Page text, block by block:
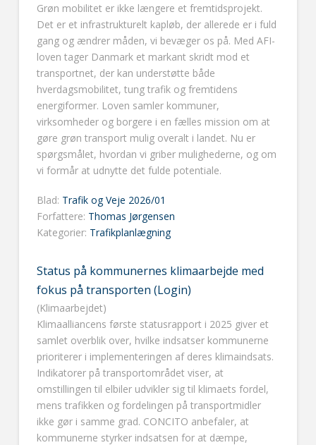
Grøn mobilitet er ikke længere et fremtidsprojekt.
Det er et infrastrukturelt kapløb, der allerede er i fuld
gang og ændrer måden, vi bevæger os på. Med AFI-
loven tager Danmark et markant skridt mod et
transportnet, der kan understøtte både
hverdagsmobilitet, tung trafik og fremtidens
energiformer. Loven samler kommuner,
virksomheder og borgere i en fælles mission om at
gøre grøn transport mulig overalt i landet. Nu er
spørgsmålet, hvordan vi griber mulighederne, og om
vi formår at udnytte det fulde potentiale.
Blad: Trafik og Veje 2026/01
Forfattere: Thomas Jørgensen
Kategorier: Trafikplanlægning
Status på kommunernes klimaarbejde med
fokus på transporten (Login)
(Klimaarbejdet)
Klimaalliancens første statusrapport i 2025 giver et
samlet overblik over, hvilke indsatser kommunerne
prioriterer i implementeringen af deres klimaindsats.
Indikatorer på transportområdet viser, at
omstillingen til elbiler udvikler sig til klimaets fordel,
mens trafikken og fordelingen på transportmidler
ikke gør i samme grad. CONCITO anbefaler, at
kommunerne styrker indsatsen for at dæmpe,